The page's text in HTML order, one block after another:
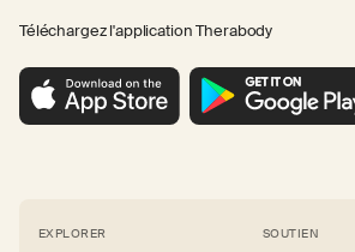
Téléchargez l'application Therabody
EXPLORER SOUTIEN